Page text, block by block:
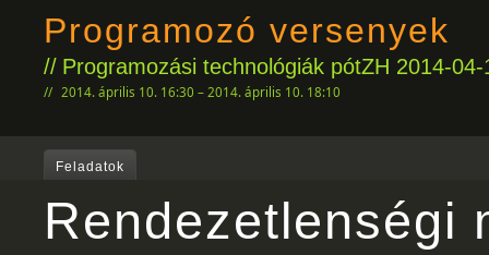
Programozó versenyek
Programozási technológiák pótZH 2014-
2014. április 10. 16:30 – 2014. április 10. 18:10
Feladatok
Rendezetlenségi